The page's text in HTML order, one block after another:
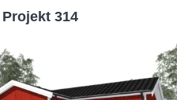
Projekt 314